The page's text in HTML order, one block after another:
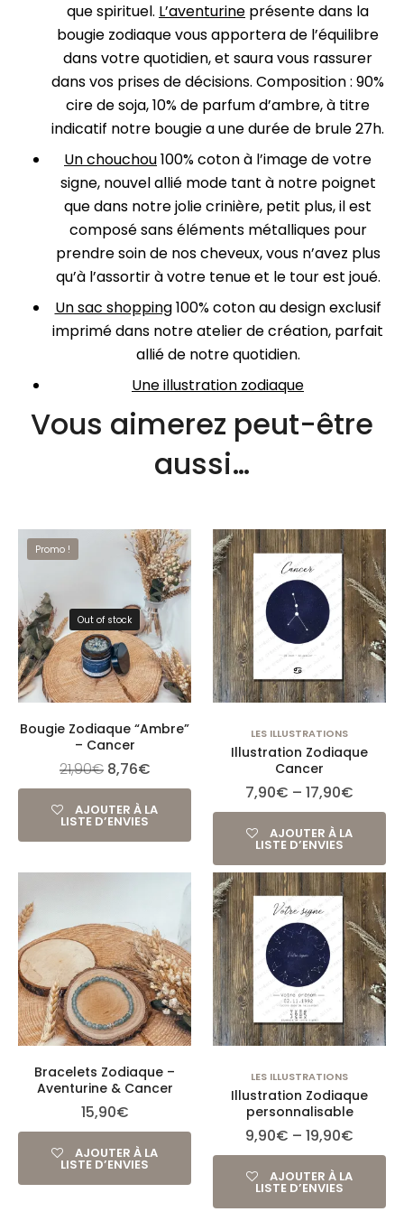
que spirituel. L’aventurine présente dans la
bougie zodiaque vous apportera de l’équilibre
dans votre quotidien, et saura vous rassurer
dans vos prises de décisions. Composition : 90%
cire de soja, 10% de parfum d’ambre, à titre
indicatif notre bougie a une durée de brule 27h.
Un chouchou100% coton à l’image de votre
signe, nouvel allié mode tant à notre poignet
que dans notre jolie crinière, petit plus, il est
composé sans éléments métalliques pour
prendre soin de nos cheveux, vous n’avez plus
qu’à l’assortir à votre tenue et le tour est joué.
Un sac shopping100% coton au design exclusif
imprimé dans notre atelier de création, parfait
allié de notre quotidien.
Une illustration zodiaque
Vous aimerez peut-être
aussi…
Promo !
Out of stock
Bougie Zodiaque “Ambre”
– Cancer
21,90€ 8,76€
AJOUTER À LA
LISTE D’ENVIES
LES ILLUSTRATIONS
Illustration Zodiaque
Cancer
7,90€ – 17,90€
AJOUTER À LA
LISTE D’ENVIES
Bracelets Zodiaque –
Aventurine & Cancer
15,90€
AJOUTER À LA
LISTE D’ENVIES
LES ILLUSTRATIONS
Illustration Zodiaque
personnalisable
9,90€ – 19,90€
AJOUTER À LA
LISTE D’ENVIES